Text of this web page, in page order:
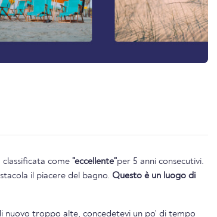
come "eccellente"per 5 anni consecutivi.
il piacere del bagno. Questo è un luogo di
nuovo troppo alte, concedetevi un po' di tempo